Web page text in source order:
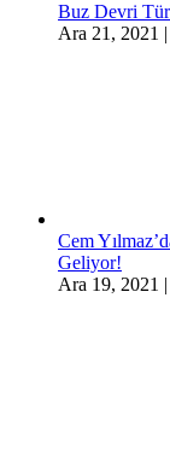
Buz Devri
Ara 21, 2021 |
Cem
Geliyor!
Ara 19, 2021 |